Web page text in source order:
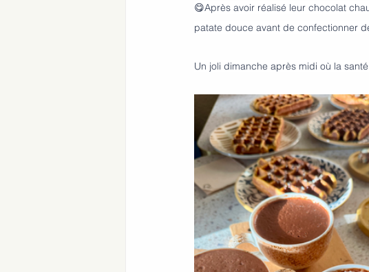
😋Après avoir réalisé leur chocolat
patate douce avant de confectionner
Un joli dimanche après midi où la